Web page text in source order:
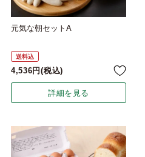
元気な朝セットA
送料込
4,536 税込
詳細を見る